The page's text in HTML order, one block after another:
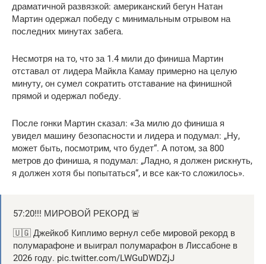
драматичной развязкой: американский бегун Натан
Мартин одержал победу с минимальным отрывом на
последних минутах забега.
Несмотря на то, что за 1.4 мили до финиша Мартин
отставал от лидера Майкла Камау примерно на целую
минуту, он сумел сократить отставание на финишной
прямой и одержал победу.
После гонки Мартин сказал: «За милю до финиша я
увидел машину безопасности и лидера и подумал: „Ну,
может быть, посмотрим, что будет“. А потом, за 800
метров до финиша, я подумал: „Ладно, я должен рискнуть,
я должен хотя бы попытаться“, и все как-то сложилось».
57:20!!! МИРОВОЙ РЕКОРД 🚨
🇺🇬 Джейкоб Киплимо вернул себе мировой рекорд в
полумарафоне и выиграл полумарафон в Лиссабоне в
2026 году. pic.twitter.com/LWGuDWDZjJ